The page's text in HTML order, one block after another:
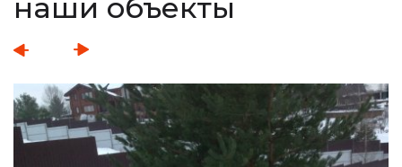
наши объекты